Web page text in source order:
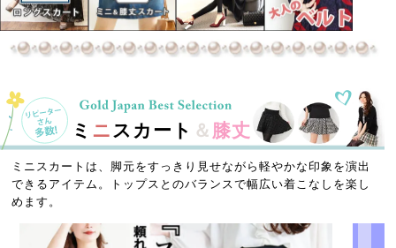
ミ ニ スカート ＆ 膝丈
ミニスカートは、脚元をすっきり見せながら軽やかな印象を演出
できるアイテム。トップスとのバランスで幅広い着こなしを楽し
めます。